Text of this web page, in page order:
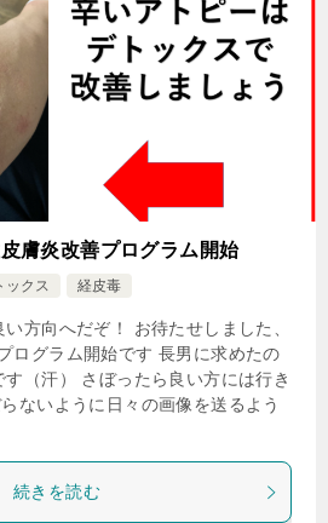
膚炎改善プログラム開始
ックス 経皮毒
方向へだぞ！ お待たせしました、
ログラム開始です 長男に求めたの
（汗） さぼったら良い方には行き
ないように日々の画像を送るよう
続きを読む